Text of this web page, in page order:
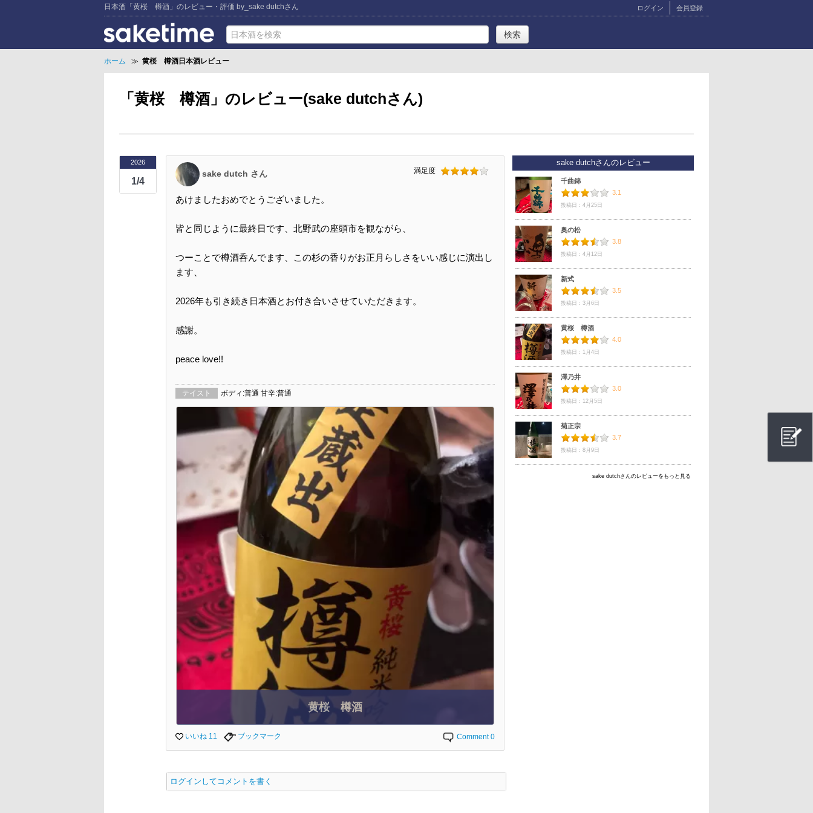
日本酒「黄桜 樽酒」のレビュー・評価 by_sake dutchさん ログイン 会員登録
ホーム ≫ 黄桜 樽酒日本酒レビュー
「黄桜 樽酒」のレビュー(sake dutchさん)
2026
1/4
sake dutch さん 満足度
あけましたおめでとうございました。
皆と同じように最終日です、北野武の座頭市を観ながら、
つーことで樽酒呑んでます、この杉の香りがお正月らしさをいい感じに演出し
ます、
2026年も引き続き日本酒とお付き合いさせていただきます。
感謝。
peace love!!
テイスト ボディ:普通 甘辛:普通
黄桜 樽酒
いいね 11 ブックマーク Comment 0
ログインしてコメントを書く
sake dutchさんのレビュー
千曲錦
3.1
投稿日：4月25日
奥の松
3.8
投稿日：4月12日
新式
3.5
投稿日：3月6日
黄桜 樽酒
4.0
投稿日：1月4日
澤乃井
3.0
投稿日：12月5日
菊正宗
3.7
投稿日：8月9日
sake dutchさんのレビューをもっと見る